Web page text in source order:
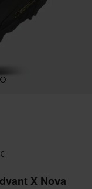
X Nova